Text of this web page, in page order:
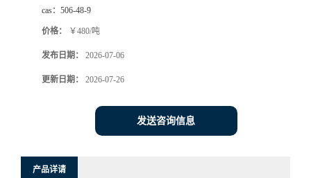
cas： 506-48-9
价格： ￥480/吨
发布日期： 2026-07-06
更新日期： 2026-07-26
发送咨询信息
产品详请